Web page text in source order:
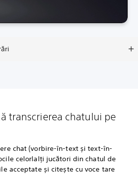
transcrierea chatului pe
chat (vorbire-în-text și text-în-
celorlalți jucători din chatul de
acceptate și citește cu voce tare